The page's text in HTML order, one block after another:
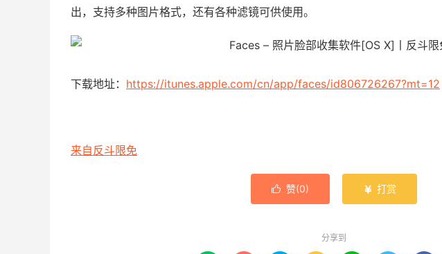
出，支持多种图片格式，还有各种滤镜可供使用。
下载地址： https://itunes.apple.com/cn/app/faces/id806726267?mt=12
来自反斗限免
 赞(0)  打赏
分享到